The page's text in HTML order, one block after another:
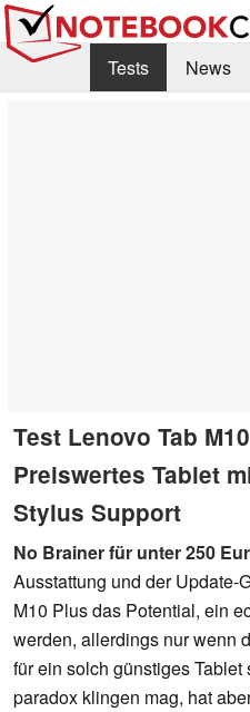
Tests News
Test Lenovo Tab
Preiswertes Tablet
Stylus Support
No Brainer für unter 250
Ausstattung und der Update-
M10 Plus das Potential, ein
werden, allerdings nur wenn
für ein solch günstiges Tablet
paradox klingen mag, hat